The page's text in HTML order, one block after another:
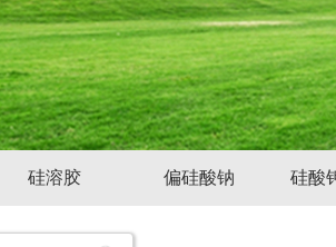
硅溶胶 偏硅酸钠 硅酸